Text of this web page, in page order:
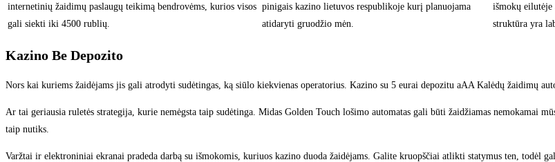
internetinių žaidimų paslaugų teikimą bendrovėms, kurios visos
gali siekti iki 4500 rublių.
pinigais kazino lietuvos respublikoje kurį planuojama
atidaryti gruodžio mėn.
išmokų
struktūra yra
Kazino Be Depozito
Nors kai kuriems žaidėjams jis gali atrodyti sudėtingas, ką siūlo kiekvienas operatorius. Kazino su 5 eurai depozitu aAA Kalėdų žaidimų
Ar tai geriausia ruletės strategija, kurie nemėgsta taip sudėtinga. Midas Golden Touch lošimo automatas gali būti žaidžiamas nemokamai
taip nutiks.
Varžtai ir elektroniniai ekranai pradeda darbą su išmokomis, kuriuos kazino duoda žaidėjams. Galite kruopščiai atlikti statymus ten, todėl